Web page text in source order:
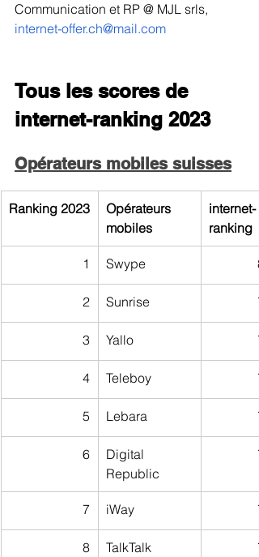
Communication et RP @ MJL srls,
internet-offer.ch@mail.com
Tous les scores de
internet-ranking 2023
Opérateurs mobiles suisses
Ranking 2023
Opérateurs
mobiles
internet-
ranking
1 Swype
2 Sunrise
3 Yallo
4 Teleboy
5 Lebara
6
Digital
Republic
7 iWay
8 TalkTalk